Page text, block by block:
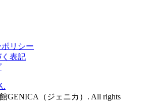
リシー
表記
GENICA（ジェニカ）. All rights